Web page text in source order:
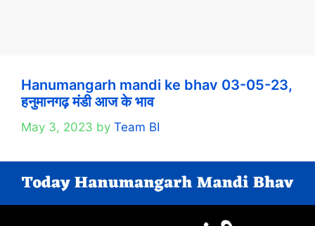
Hanumangarh mandi ke bhav 03-05-23,
हनुमानगढ़ मंडी आज के भाव
May 3, 2023 by Team BI